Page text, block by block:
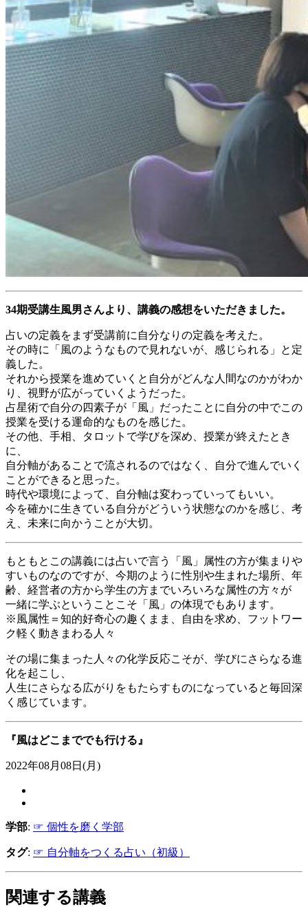
34期受講生風男さんより、講義の感想をいただきました。
占いの定義をまず受講前に自分なりの定義を考えた。
その時に「風のようなもので見れないが、感じられる」と定
義した。
それから授業を進めていくと自分がどんな人間なのかがわか
り、視野が広がっていくようだった。
占星術で自分の四素子が「風」だったことに自分の中でこの
授業を受ける運命的なものを感じた。
その他、手相、タロットで学びを深め、授業が終えたとき
に、
自分軸があることで流されるのではなく、自分で進んでいく
ことができると思った。
時代や環境によって、自分軸は変わっていってもいい。
今を確かに生きている自分がどういう状態なのかを感じ、考
え、未来に向かうことが大切。
もともとこの講義には占いで言う「風」属性の方が集まりや
すいものなのですが、今期のように性別や生まれた場所、年
齢、経営者の方から学生の方までいろいろな属性の方々が
一緒に学ぶということこそ「風」の体現でもあります。
※風属性＝知的好奇心の趣くまま、自由を求め、フットワー
ク軽く動きまわる人々
その場に集まった人々の化学反応こそが、学びにさらなる進
化を起こし、
人生にさらなる広がりをもたらすものになっていると毎回深
く感じています。
『風はどこまででも行ける』
2022年08月08日(月)
学部: ☞ 個性を磨く学部
タグ: ☞ 自分軸をつくる占い（初級）
関連する講義